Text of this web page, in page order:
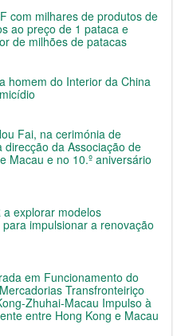
com milhares de produtos de
ao preço de 1 pataca e
de milhões de patacas
homem do Interior da China
Fai, na cerimónia de
da Associação de
Macau e no 10.º aniversário
a explorar modelos
impulsionar a renovação
em Funcionamento do
Transfronteiriço
Zhuhai-Macau Impulso à
entre Hong Kong e Macau